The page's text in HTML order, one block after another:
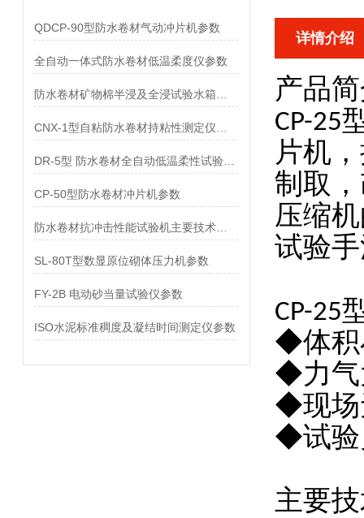
QDCP-90型防水卷材气动冲片机参数
全自动一体式防水卷材低温柔度仪参数
CP-50型防水卷材冲片机参数
SL-80T型数显原位砌体压力机参数
FY-2B 电动砂当量试验仪参数
ISO水泥标准稠度及凝结时间测定仪参数
详情介绍
产品
CP-25
片机
制取
压缩
试验
CP-25
◆体积
◆力气
◆现场
◆试验
主要